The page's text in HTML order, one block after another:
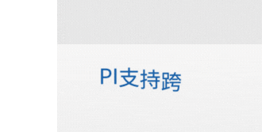
性铰链平台,微型平台,线...
所在地区：上海市 市辖区